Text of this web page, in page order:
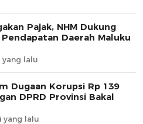
Pajak, NHM Dukung
Daerah Maluku
yang lalu
Dugaan Korupsi Rp 139
DPRD Provinsi Bakal
yang lalu